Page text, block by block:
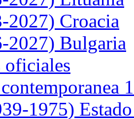
2027) Croacia
2027) Bulgaria
oficiales
1975)